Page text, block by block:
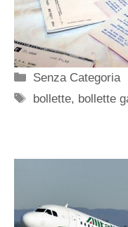
Categorie
Senza Categoria
Tag
bollette, bollette